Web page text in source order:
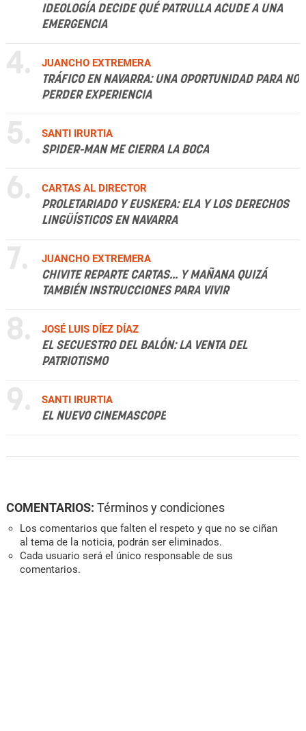
IDEOLOGÍA DECIDE QUÉ PATRULLA ACUDE A UNA
EMERGENCIA
4.
JUANCHO EXTREMERA
TRÁFICO EN NAVARRA: UNA OPORTUNIDAD PARA NO
PERDER EXPERIENCIA
5.
SANTI IRURTIA
SPIDER-MAN ME CIERRA LA BOCA
6.
CARTAS AL DIRECTOR
PROLETARIADO Y EUSKERA: ELA Y LOS DERECHOS
LINGÜÍSTICOS EN NAVARRA
7.
JUANCHO EXTREMERA
CHIVITE REPARTE CARTAS... Y MAÑANA QUIZÁ
TAMBIÉN INSTRUCCIONES PARA VIVIR
8.
JOSÉ LUIS DÍEZ DÍAZ
EL SECUESTRO DEL BALÓN: LA VENTA DEL
PATRIOTISMO
9.
SANTI IRURTIA
EL NUEVO CINEMASCOPE
COMENTARIOS: Términos y condiciones
Los comentarios que falten el respeto y que no se ciñan
al tema de la noticia, podrán ser eliminados.
Cada usuario será el único responsable de sus
comentarios.